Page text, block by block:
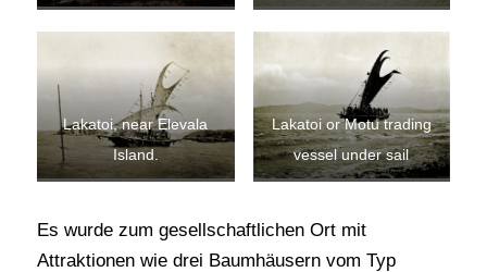
Lakatoi, near Elevala
Island.
Lakatoi or Motu trading
vessel under sail
Es wurde zum gesellschaftlichen Ort mit
Attraktionen wie drei Baumhäusern vom Typ